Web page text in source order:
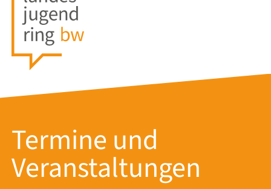
Termine und
Veranstaltungen